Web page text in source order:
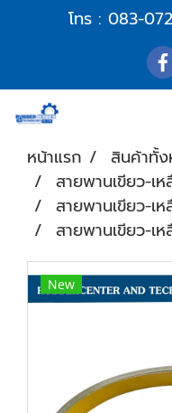
โทร : 083-
หน้าแรก สินค้าทั้
สายพานเขียว-เ
สายพานเขียว-เ
สายพานเขียว-เ
New